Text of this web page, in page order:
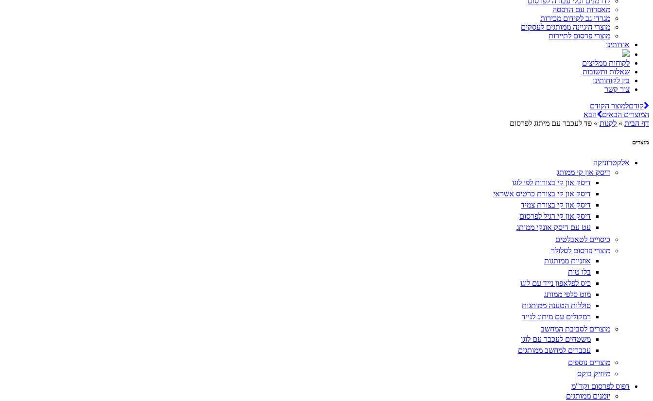
מאפרות עם הדפסה
מגרדי גב לקידום מכירות
מוצרי היגיינה ממותגים לעסקים
מוצרי פרסום לתיירות
אודותינו
לקוחות ממליצים
שאלות ותשובות
בין לקוחותינו
צור קשר
קודםלמוצר הקודם
המוצרים הבאים
הבא
דף הבית » לִקְנוֹת » פד לעכבר עם מיתוג לפרסום
מוצרים
אלקטרוניקה
דיסק און קי ממותג
דיסק און קי בצורות לפי לוגו
דיסק און קי בצורת כרטיס אשראי
דיסק און קי בצורת צמיד
דיסק און קי רגיל לפרסום
עט עם דיסק אונקי ממותג
כיסויים לטאבלטים
מוצרי פרסום לסלולר
אוזניות ממותגות
בלו טות
כיס לפלאפון נייד עם לוגו
מוט סלפי ממותג
סוללות הטענה ממותגות
רמקולים עם מיתוג לנייד
מוצרים לסביבת המחשב
משטחים לעכבר עם לוגו
עכברים למחשב ממותגים
מוצרים נוספים
מיוזיק בוקס
דפוס לפרסום וקד"מ
יומנים ממותגים